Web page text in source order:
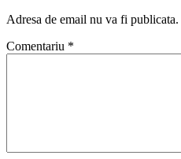
Adresa de email nu va fi
Comentariu *